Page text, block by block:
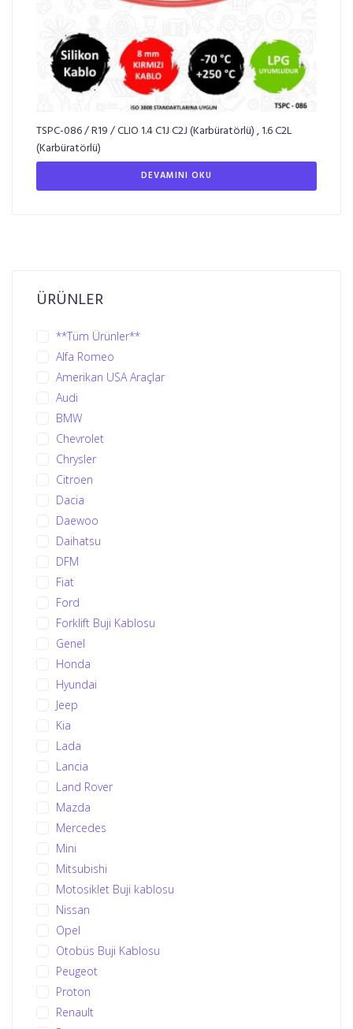
TSPC-086 / R19 / CLIO 1.4 C1J C2J (Karbüratörlü) , 1.6 C2L
(Karbüratörlü)
DEVAMINI OKU
ÜRÜNLER
**Tüm Ürünler**
Alfa Romeo
Amerikan USA Araçlar
Audi
BMW
Chevrolet
Chrysler
Citroen
Dacia
Daewoo
Daihatsu
DFM
Fiat
Ford
Forklift Buji Kablosu
Genel
Honda
Hyundai
Jeep
Kia
Lada
Lancia
Land Rover
Mazda
Mercedes
Mini
Mitsubishi
Motosiklet Buji kablosu
Nissan
Opel
Otobüs Buji Kablosu
Peugeot
Proton
Renault